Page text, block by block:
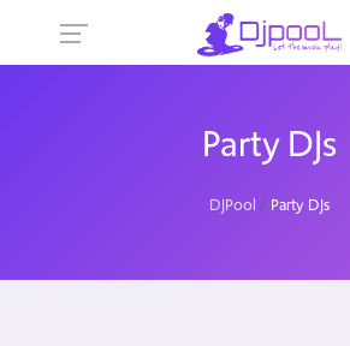
Party DJs
DJPool Party DJs